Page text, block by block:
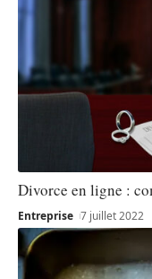
Divorce en ligne :
Entreprise 7 juillet 2022